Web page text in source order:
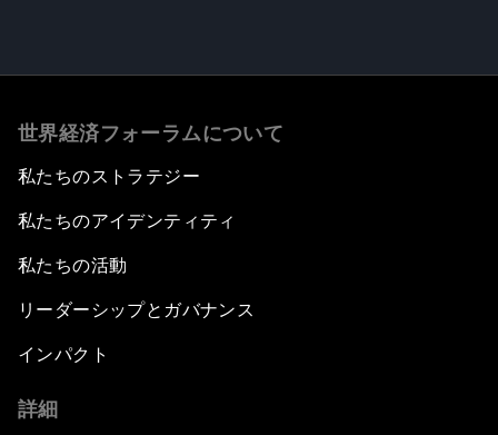
世界経済フォーラムについて
私たちのストラテジー
私たちのアイデンティティ
私たちの活動
リーダーシップとガバナンス
インパクト
詳細